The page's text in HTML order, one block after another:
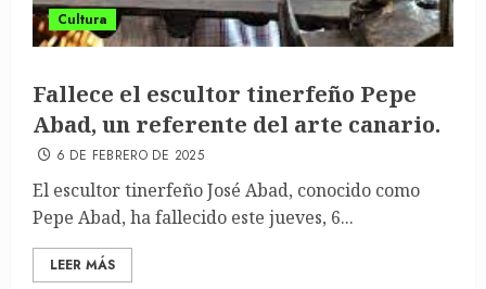
Cultura
Fallece el escultor tinerfeño Pepe
Abad, un referente del arte canario.
6 DE FEBRERO DE 2025
El escultor tinerfeño José Abad, conocido como
Pepe Abad, ha fallecido este jueves, 6...
LEER MÁS